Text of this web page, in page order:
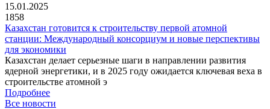
15.01.2025
1858
Казахстан готовится к строительству первой атомной
станции: Международный консорциум и новые перспективы
для экономики
Казахстан делает серьезные шаги в направлении развития
ядерной энергетики, и в 2025 году ожидается ключевая веха в
строительстве атомной э
Подробнее
Все новости